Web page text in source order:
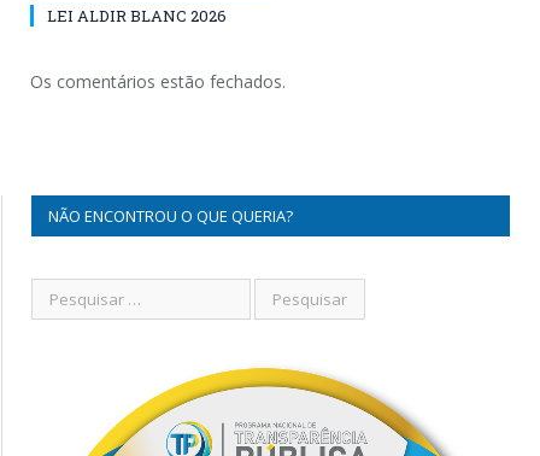
LEI ALDIR BLANC 2026
Os comentários estão fechados.
NÃO ENCONTROU O QUE QUERIA?